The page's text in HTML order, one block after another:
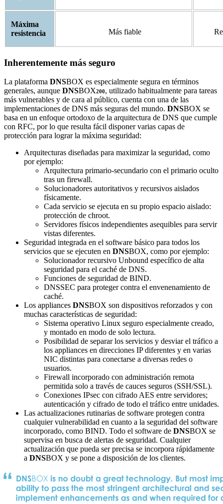
Máxima
resistencia
Más fiable
Inherentemente más seguro
La plataforma DNSBOX es especialmente segura en términos
generales, aunque DNSBOX200, utilizado habitualmente para tareas
más vulnerables y de cara al público, cuenta con una de las
implementaciones de DNS más seguras del mundo. DNSBOX se
basa en un enfoque ortodoxo de la arquitectura de DNS que cumple
con RFC, por lo que resulta fácil disponer varias capas de
protección para lograr la máxima seguridad:
Arquitecturas diseñadas para maximizar la seguridad, como
por ejemplo:
Arquitectura primario-secundario con el primario oculto
tras un firewall.
Solucionadores autoritativos y recursivos aislados
físicamente.
Cada servicio se ejecuta en su propio espacio aislado:
protección de chroot.
Servidores físicos independientes asequibles para servir
vistas diferentes.
Seguridad integrada en el software básico para todos los
servicios que se ejecuten en DNSBOX, como por ejemplo:
Solucionador recursivo Unbound específico de alta
seguridad para el caché de DNS.
Funciones de seguridad de BIND.
DNSSEC para proteger contra el envenenamiento de
caché.
Los appliances DNSBOX son dispositivos reforzados y con
muchas características de seguridad:
Sistema operativo Linux seguro especialmente creado,
y montado en modo de solo lectura.
Posibilidad de separar los servicios y desviar el tráfico a
los appliances en direcciones IP diferentes y en varias
NIC distintas para conectarse a diversas redes o
usuarios.
Firewall incorporado con administración remota
permitida solo a través de cauces seguros (SSH/SSL).
Conexiones IPsec con cifrado AES entre servidores;
autenticación y cifrado de todo el tráfico entre unidades.
Las actualizaciones rutinarias de software protegen contra
cualquier vulnerabilidad en cuanto a la seguridad del software
incorporado, como BIND. Todo el software de DNSBOX se
supervisa en busca de alertas de seguridad. Cualquier
actualización que pueda ser precisa se incorpora rápidamente
a DNSBOX y se pone a disposición de los clientes.